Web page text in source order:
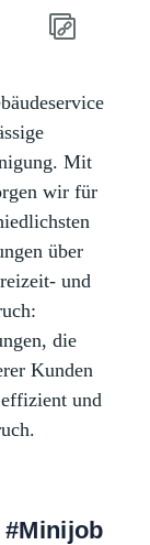
Mit
wir für
über
und
die
Kunden
und